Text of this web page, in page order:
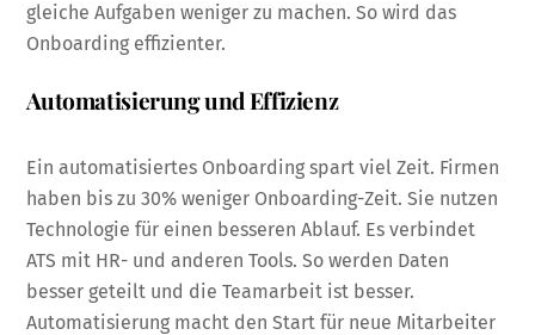
gleiche Aufgaben weniger zu machen. So wird das
Onboarding effizienter.
Automatisierung und Effizienz
Ein automatisiertes Onboarding spart viel Zeit. Firmen
haben bis zu 30% weniger Onboarding-Zeit. Sie nutzen
Technologie für einen besseren Ablauf. Es verbindet
ATS mit HR- und anderen Tools. So werden Daten
besser geteilt und die Teamarbeit ist besser.
Automatisierung macht den Start für neue Mitarbeiter